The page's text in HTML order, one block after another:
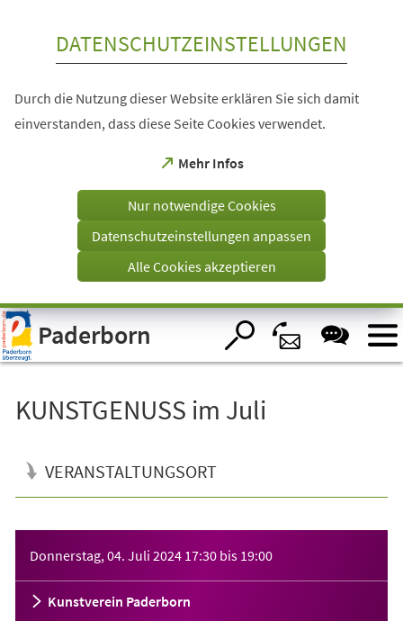
Visuelle
Assistenzsoftware
öffnen.
DATENSCHUTZEINSTELLUNGEN
Durch die Nutzung dieser Website erklären Sie sich damit
einverstanden, dass diese Seite Cookies verwendet.
Mehr Infos
(Öffnet
einem
Tab)
Nur notwendige Cookies
Datenschutzeinstellungen anpassen
Alle Cookies akzeptieren
Paderborn
KUNSTGENUSS im Juli
VERANSTALTUNGSORT
Donnerstag, 04. Juli 2024 17:30 bis 19:00
Kunstverein Paderborn